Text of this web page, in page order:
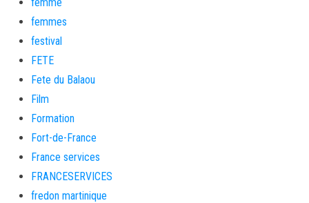
femmes
festival
FETE
Fete du Balaou
Film
Formation
Fort-de-France
France services
FRANCESERVICES
fredon martinique